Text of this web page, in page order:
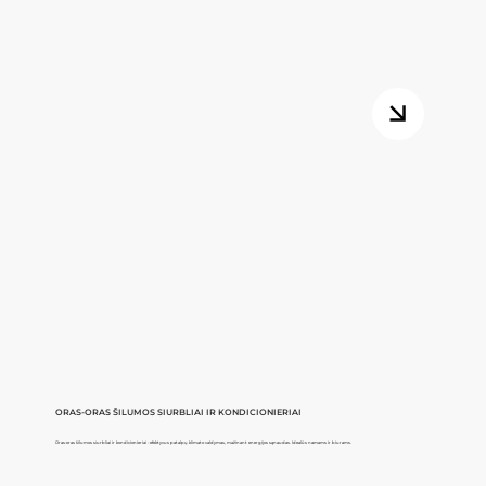
ORAS-ORAS ŠILUMOS SIURBLIAI IR KONDICIONIERIAI
Oras-oras šilumos siurbliai ir kondicionieriai - efektyvus patalpų klimato valdymas, mažinant energijos sąnaudas. Idealūs namams ir biurams.